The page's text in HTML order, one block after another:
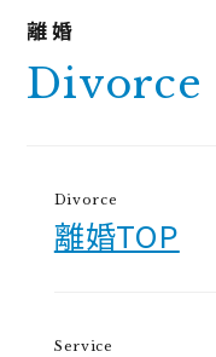
Divorce
Divorce
離婚TOP
Service